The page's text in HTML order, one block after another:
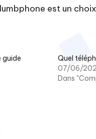
est un
guide
Quel
07/06/
Dans